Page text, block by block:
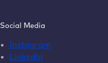
Social Media
Instagram
LinkedIn